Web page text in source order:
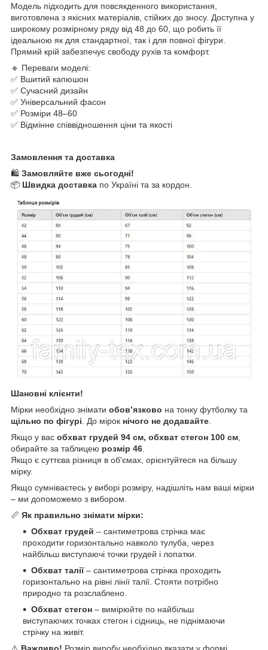
Модель підходить для повсякденного використання,
виготовлена ​​з якісних матеріалів, стійких до зносу. Доступна у
широкому розмірному ряду від 48 до 60, що робить її
ідеальною як для стандартної, так і для повної фігури.
Прямий крій забезпечує свободу рухів та комфорт.
🔹 Переваги моделі:
✅ Вшитий капюшон
✅ Сучасний дизайн
✅ Універсальний фасон
✅ Розміри 48–60
✅ Відмінне співвідношення ціни та якості
Замовлення та доставка
🛍 Замовляйте вже сьогодні!
📦 Швидка доставка по Україні та за кордон.
Шановні клієнти!
Мірки необхідно знімати обов’язково на тонку футболку та
щільно по фігурі . До мірок нічого не додавайте
Якщо у вас обхват грудей 94 см, обхват стегон 100 см
обирайте за таблицею розмір 46
Якщо є суттєва різниця в об'ємах, орієнтуйтеся на більшу
мірку.
Якщо сумніваєтесь у виборі розміру, надішліть нам ваші мірки
– ми допоможемо з вибором.
📏 Як правильно знімати мірки:
Обхват грудей – сантиметрова стрічка має
проходити горизонтально навколо тулуба, через
найбільш виступаючі точки грудей і лопатки.
Обхват талії– сантиметрова стрічка проходить
горизонтально на рівні лінії талії. Стояти потрібно
природно та розслаблено.
Обхват стегон – вимірюйте по найбільш
виступаючих точках стегон і сідниць, не піднімаючи
стрічку на живіт.